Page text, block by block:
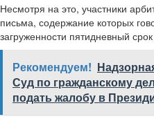
Несмотря на это, участники
письма, содержание которых
загруженности пятидневный
Рекомендуем!
Суд по гражданскому
подать жалобу в